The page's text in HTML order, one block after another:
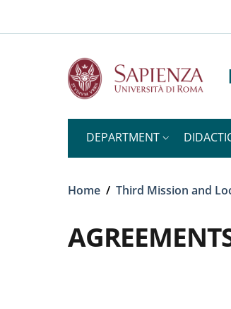
DEPARTMENT
Breadcrumb
Home / Third Mission and